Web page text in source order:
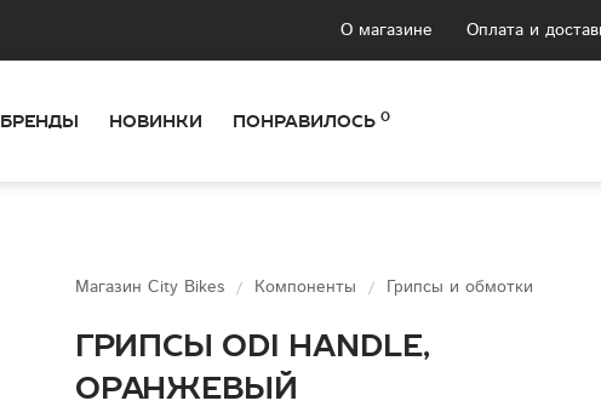
О магазине Оплата и
БРЕНДЫ НОВИНКИ ПОНРАВИЛОСЬ 0
Магазин City Bikes Компоненты Грипсы и обмотки
Грипсы Odi Handle,
оранжевый